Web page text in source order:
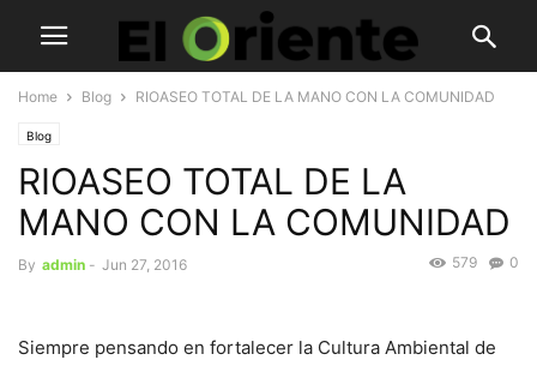
Home Blog RIOASEO TOTAL DE LA MANO CON LA COMUNIDAD
Blog
RIOASEO TOTAL DE LA
MANO CON LA COMUNIDAD
By admin - Jun 27, 2016 0
579
Siempre pensando en fortalecer la Cultura Ambiental de